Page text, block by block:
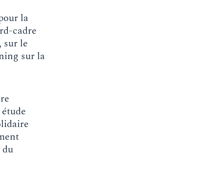
la
cadre
sur le
sur la